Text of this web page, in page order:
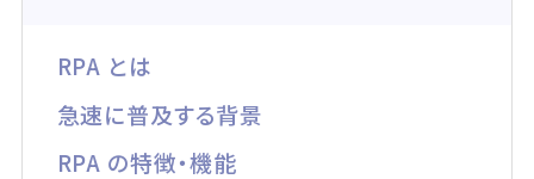
RPA とは
急速に普及する背景
RPA の特徴・機能